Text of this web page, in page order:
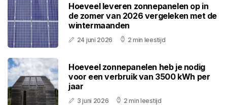
Hoeveel leveren zonnepanelen op in
de zomer van 2026 vergeleken met de
wintermaanden
24 juni 2026 2 min leestijd
Hoeveel zonnepanelen heb je nodig
voor een verbruik van 3500 kWh per
jaar
3 juni 2026 2 min leestijd